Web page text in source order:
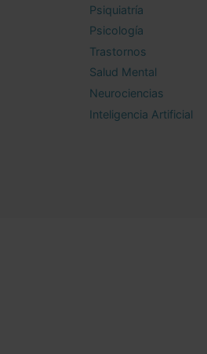
Psiquiatría
Psicología
Trastornos
Salud Mental
Neurociencias
Inteligencia Artificial